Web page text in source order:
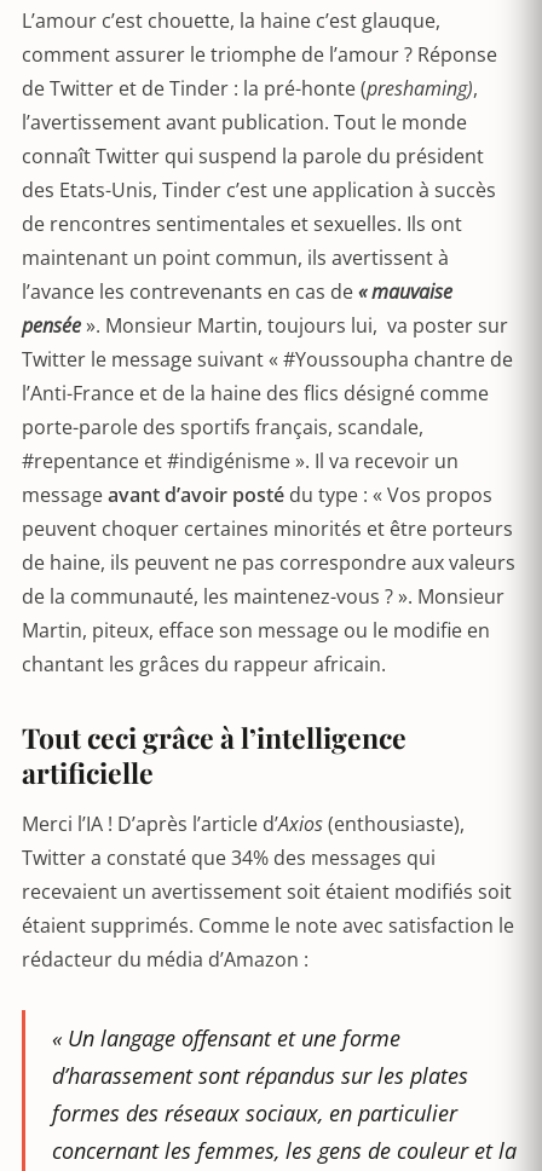
L’amour c’est chouette, la haine c’est glauque,
comment assurer le triomphe de l’amour ? Réponse
de Twitter et de Tinder : la pré-honte (preshaming),
l’avertissement avant publication. Tout le monde
connaît Twitter qui suspend la parole du président
des Etats-Unis, Tinder c’est une application à succès
de rencontres sentimentales et sexuelles. Ils ont
maintenant un point commun, ils avertissent à
l’avance les contrevenants en cas de« mauvaise
pensée». Monsieur Martin, toujours lui, va poster sur
Twitter le message suivant « #Youssoupha chantre de
l’Anti-France et de la haine des flics désigné comme
porte-parole des sportifs français, scandale,
#repentance et #indigénisme ». Il va recevoir un
messageavant d’avoir posté du type : « Vos propos
peuvent choquer certaines minorités et être porteurs
de haine, ils peuvent ne pas correspondre aux valeurs
de la communauté, les maintenez-vous ? ». Monsieur
Martin, piteux, efface son message ou le modifie en
chantant les grâces du rappeur africain.
Tout ceci grâce à l’intelligence
artificielle
Merci l’IA ! D’après l’article d’Axios(enthousiaste),
Twitter a constaté que 34% des messages qui
recevaient un avertissement soit étaient modifiés soit
étaient supprimés. Comme le note avec satisfaction le
rédacteur du média d’Amazon :
« Un langage offensant et une forme
d’harassement sont répandus sur les plates
formes des réseaux sociaux, en particulier
concernant les femmes, les gens de couleur et la